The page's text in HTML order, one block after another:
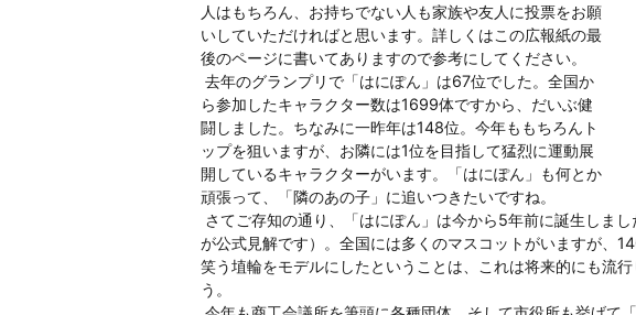
人はもちろん、お持ちでない人も家族や友人に投票をお願
いしていただければと思います。詳しくはこの広報紙の最
後のページに書いてありますので参考にしてください。
去年のグランプリで「はにぽん」は67位でした。全国か
ら参加したキャラクター数は1699体ですから、だいぶ健
闘しました。ちなみに一昨年は148位。今年ももちろんト
ップを狙いますが、お隣には1位を目指して猛烈に運動展
開しているキャラクターがいます。「はにぽん」も何とか
頑張って、「隣のあの子」に追いつきたいですね。
さてご存知の通り、「はにぽん」は今から5年前に誕生しま
が公式見解です）。全国には多くのマスコットがいますが、
笑う埴輪をモデルにしたということは、これは将来的にも流
う。